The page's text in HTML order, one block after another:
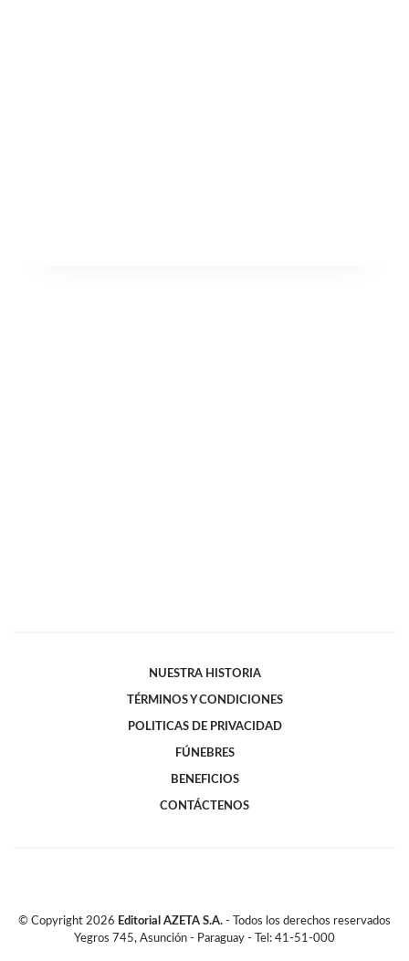
NUESTRA HISTORIA
TÉRMINOS Y CONDICIONES
POLITICAS DE PRIVACIDAD
FÚNEBRES
BENEFICIOS
CONTÁCTENOS
© Copyright 2026 Editorial AZETA S.A. - Todos los derechos reservados
Yegros 745, Asunción - Paraguay - Tel: 41-51-000